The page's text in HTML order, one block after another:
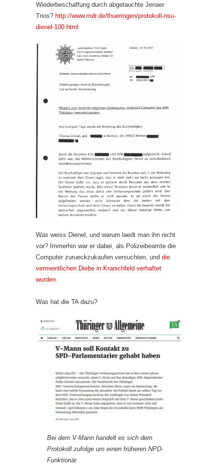
Wiederbeschaffung durch abgetauchte Jenaer
Trios? http://www.mdr.de/thueringen/protokoll-nsu-
dienel-100.html
Was weiss Dienel, und warum laedt man ihn nicht
vor? Immerhin war er dabei, als Polizeibeamte die
Computer zurueckzukaufen versuchten, und die
vermeintlichen Diebe in Kranichfeld verhaftet
wurden.
Was hat die TA dazu?
Bei dem V-Mann handelt es sich dem
Protokoll zufolge um einen früheren NPD-
Funktionär.